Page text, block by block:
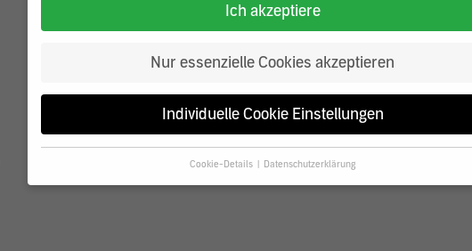
Ich akzeptiere
Nur essenzielle Cookies akzeptieren
Individuelle Cookie Einstellungen
Cookie-Details Datenschutzerklärung
Datenschutzeinstellungen